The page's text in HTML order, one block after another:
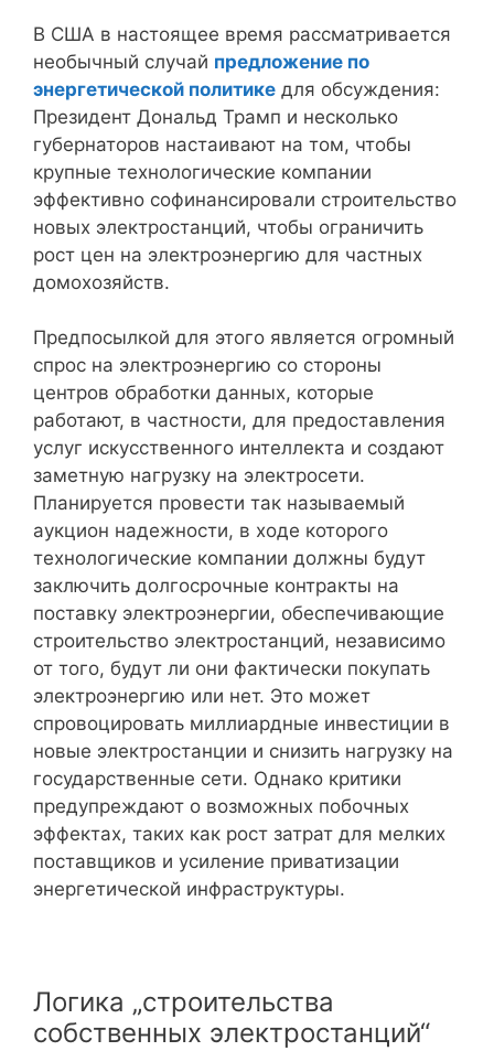
В США в настоящее время рассматривается
необычный случай предложение по
энергетической политике для обсуждения:
Президент Дональд Трамп и несколько
губернаторов настаивают на том, чтобы
крупные технологические компании
эффективно софинансировали строительство
новых электростанций, чтобы ограничить
рост цен на электроэнергию для частных
домохозяйств.
Предпосылкой для этого является огромный
спрос на электроэнергию со стороны
центров обработки данных, которые
работают, в частности, для предоставления
услуг искусственного интеллекта и создают
заметную нагрузку на электросети.
Планируется провести так называемый
аукцион надежности, в ходе которого
технологические компании должны будут
заключить долгосрочные контракты на
поставку электроэнергии, обеспечивающие
строительство электростанций, независимо
от того, будут ли они фактически покупать
электроэнергию или нет. Это может
спровоцировать миллиардные инвестиции в
новые электростанции и снизить нагрузку на
государственные сети. Однако критики
предупреждают о возможных побочных
эффектах, таких как рост затрат для мелких
поставщиков и усиление приватизации
энергетической инфраструктуры.
Логика „строительства
собственных электростанций“